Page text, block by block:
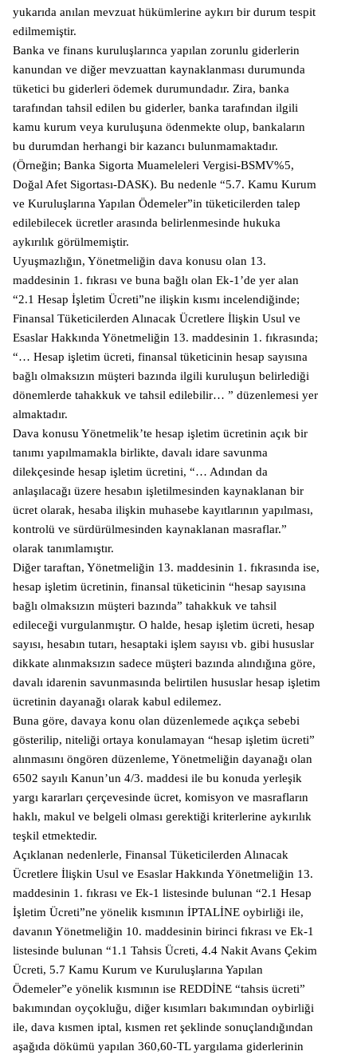
yukarıda anılan mevzuat hükümlerine aykırı bir durum tespit
edilmemiştir.
Banka ve finans kuruluşlarınca yapılan zorunlu giderlerin
kanundan ve diğer mevzuattan kaynaklanması durumunda
tüketici bu giderleri ödemek durumundadır. Zira, banka
tarafından tahsil edilen bu giderler, banka tarafından ilgili
kamu kurum veya kuruluşuna ödenmekte olup, bankaların
bu durumdan herhangi bir kazancı bulunmamaktadır.
(Örneğin; Banka Sigorta Muameleleri Vergisi-BSMV%5,
Doğal Afet Sigortası-DASK). Bu nedenle “5.7. Kamu Kurum
ve Kuruluşlarına Yapılan Ödemeler”in tüketicilerden talep
edilebilecek ücretler arasında belirlenmesinde hukuka
aykırılık görülmemiştir.
Uyuşmazlığın, Yönetmeliğin dava konusu olan 13.
maddesinin 1. fıkrası ve buna bağlı olan Ek-1’de yer alan
“2.1 Hesap İşletim Ücreti”ne ilişkin kısmı incelendiğinde;
Finansal Tüketicilerden Alınacak Ücretlere İlişkin Usul ve
Esaslar Hakkında Yönetmeliğin 13. maddesinin 1. fıkrasında;
“… Hesap işletim ücreti, finansal tüketicinin hesap sayısına
bağlı olmaksızın müşteri bazında ilgili kuruluşun belirlediği
dönemlerde tahakkuk ve tahsil edilebilir… ” düzenlemesi yer
almaktadır.
Dava konusu Yönetmelik’te hesap işletim ücretinin açık bir
tanımı yapılmamakla birlikte, davalı idare savunma
dilekçesinde hesap işletim ücretini, “… Adından da
anlaşılacağı üzere hesabın işletilmesinden kaynaklanan bir
ücret olarak, hesaba ilişkin muhasebe kayıtlarının yapılması,
kontrolü ve sürdürülmesinden kaynaklanan masraflar.”
olarak tanımlamıştır.
Diğer taraftan, Yönetmeliğin 13. maddesinin 1. fıkrasında ise,
hesap işletim ücretinin, finansal tüketicinin “hesap sayısına
bağlı olmaksızın müşteri bazında” tahakkuk ve tahsil
edileceği vurgulanmıştır. O halde, hesap işletim ücreti, hesap
sayısı, hesabın tutarı, hesaptaki işlem sayısı vb. gibi hususlar
dikkate alınmaksızın sadece müşteri bazında alındığına göre,
davalı idarenin savunmasında belirtilen hususlar hesap işletim
ücretinin dayanağı olarak kabul edilemez.
Buna göre, davaya konu olan düzenlemede açıkça sebebi
gösterilip, niteliği ortaya konulamayan “hesap işletim ücreti”
alınmasını öngören düzenleme, Yönetmeliğin dayanağı olan
6502 sayılı Kanun’un 4/3. maddesi ile bu konuda yerleşik
yargı kararları çerçevesinde ücret, komisyon ve masrafların
haklı, makul ve belgeli olması gerektiği kriterlerine aykırılık
teşkil etmektedir.
Açıklanan nedenlerle, Finansal Tüketicilerden Alınacak
Ücretlere İlişkin Usul ve Esaslar Hakkında Yönetmeliğin 13.
maddesinin 1. fıkrası ve Ek-1 listesinde bulunan “2.1 Hesap
İşletim Ücreti”ne yönelik kısmının İPTALİNE oybirliği ile,
davanın Yönetmeliğin 10. maddesinin birinci fıkrası ve Ek-1
listesinde bulunan “1.1 Tahsis Ücreti, 4.4 Nakit Avans Çekim
Ücreti, 5.7 Kamu Kurum ve Kuruluşlarına Yapılan
Ödemeler”e yönelik kısmının ise REDDİNE “tahsis ücreti”
bakımından oyçokluğu, diğer kısımları bakımından oybirliği
ile, dava kısmen iptal, kısmen ret şeklinde sonuçlandığından
aşağıda dökümü yapılan 360,60-TL yargılama giderlerinin